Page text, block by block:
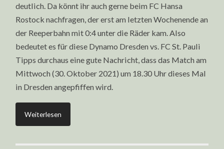
deutlich. Da könnt ihr auch gerne beim FC Hansa
Rostock nachfragen, der erst am letzten Wochenende an
der Reeperbahn mit 0:4 unter die Räder kam. Also
bedeutet es für diese Dynamo Dresden vs. FC St. Pauli
Tipps durchaus eine gute Nachricht, dass das Match am
Mittwoch (30. Oktober 2021) um 18.30 Uhr dieses Mal
in Dresden angepfiffen wird.
Weiterlesen